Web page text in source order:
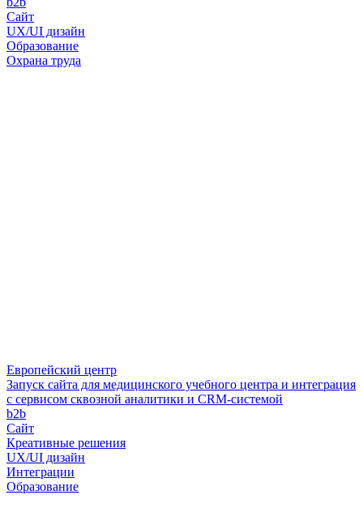
Сайт
UX/UI дизайн
Образование
Охрана труда
Европейский центр
Запуск сайта для медицинского учебного центра и интеграция
с сервисом сквозной аналитики и CRM-системой
b2b
Сайт
Креативные решения
UX/UI дизайн
Интеграции
Образование